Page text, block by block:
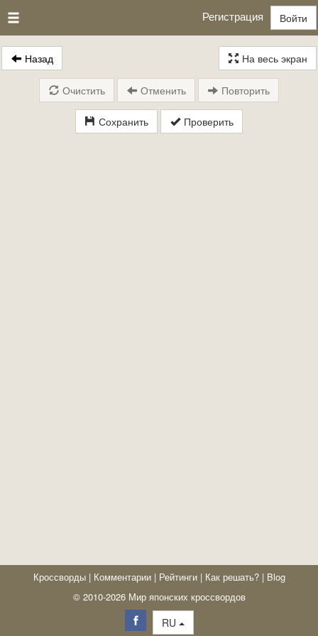
Регистрация Войти
Назад На весь экран
Сохранить Проверить
Очистить Отменить Повторить
Кроссворды | Комментарии | Рейтинги | Как решать? | Blog
© 2010-2026 Мир японских кроссвордов
RU